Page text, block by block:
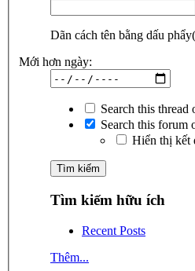
Dãn cách tên bằng dấu
Mới hơn ngày:
Search this thread
Search this forum
Hiển thị kết
Tìm kiếm hữu ích
Recent Posts
Thêm...